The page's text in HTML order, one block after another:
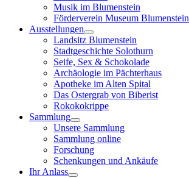
Musik im Blumenstein
Förderverein Museum Blumenstein
Ausstellungen
Landsitz Blumenstein
Stadtgeschichte Solothurn
Seife, Sex & Schokolade
Archäologie im Pächterhaus
Apotheke im Alten Spital
Das Ostergrab von Biberist
Rokokokrippe
Sammlung
Unsere Sammlung
Sammlung online
Forschung
Schenkungen und Ankäufe
Ihr Anlass